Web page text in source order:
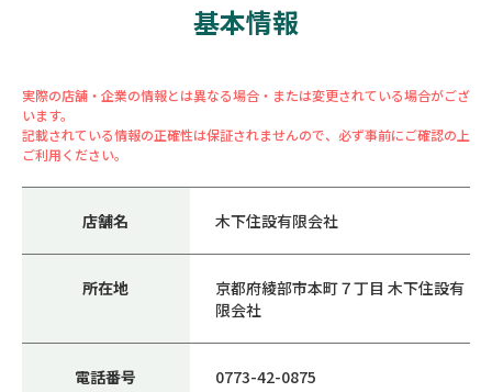
基本情報
実際の店舗・企業の情報とは異なる場合・または変更されている場合がござ
います。
記載されている情報の正確性は保証されませんので、必ず事前にご確認の上
ご利用ください。
店舗名 木下住設有限会社
所在地
京都府綾部市本町７丁目 木下住設有
限会社
電話番号 0773-42-0875